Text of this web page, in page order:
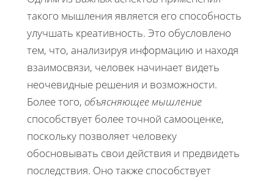
такого мышления является его способность
улучшать креативность. Это обусловлено
тем, что, анализируя информацию и находя
взаимосвязи, человек начинает видеть
неочевидные решения и возможности.
Более того, объясняющее мышление
способствует более точной самооценке,
поскольку позволяет человеку
обосновывать свои действия и предвидеть
последствия. Оно также способствует